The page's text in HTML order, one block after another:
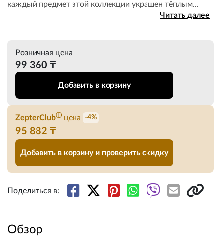
каждый предмет этой коллекции украшен тёплым...
Читать далее
Розничная цена
99 360 ₸
Добавить в корзину
ZepterClubⓘ цена -4%
95 882 ₸
Добавить в корзину и проверить скидку
Поделиться в:
Обзор